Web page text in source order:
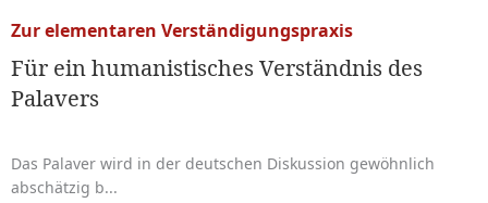
Zur elementaren Verständigungspraxis
Für ein humanistisches Verständnis des
Palavers
Das Palaver wird in der deutschen Diskussion gewöhnlich
abschätzig b...